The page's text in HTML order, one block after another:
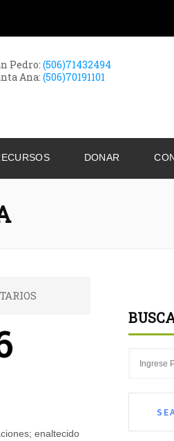
Pedro: (506)71432494
Ana: (506)70191101
DONAR
enaltecido